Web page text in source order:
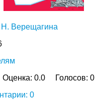
Верещагина
Оценка:0.0 Голосов:0
0